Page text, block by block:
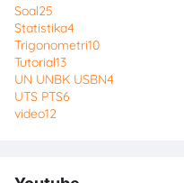
Soal25
Statistika4
Trigonometri10
Tutorial13
UN UNBK USBN4
UTS PTS6
video12